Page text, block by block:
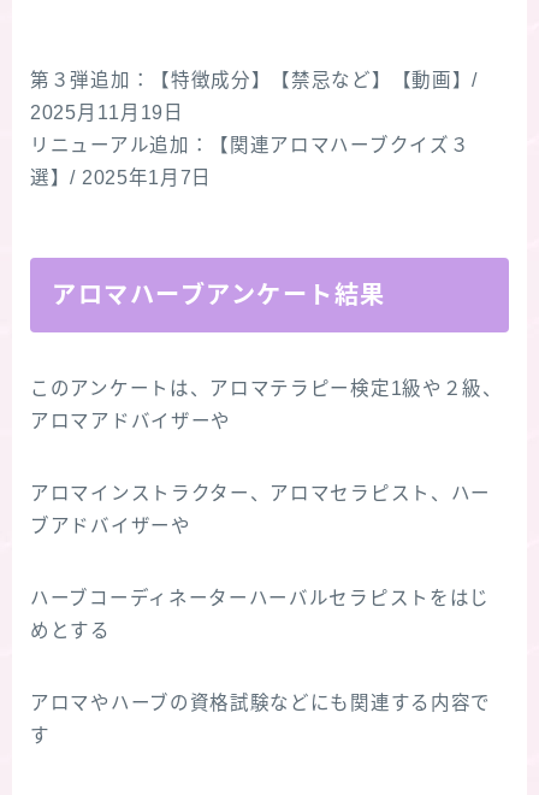
第３弾追加：【特徴成分】【禁忌など】【動画】/
2025月11月19日
リニューアル追加：【関連アロマハーブクイズ３
選】/ 2025年1月7日
アロマハーブアンケート結果
このアンケートは、アロマテラピー検定1級や２級、
アロマアドバイザーや
アロマインストラクター、アロマセラピスト、ハー
ブアドバイザーや
ハーブコーディネーターハーバルセラピストをはじ
めとする
アロマやハーブの資格試験などにも関連する内容で
す